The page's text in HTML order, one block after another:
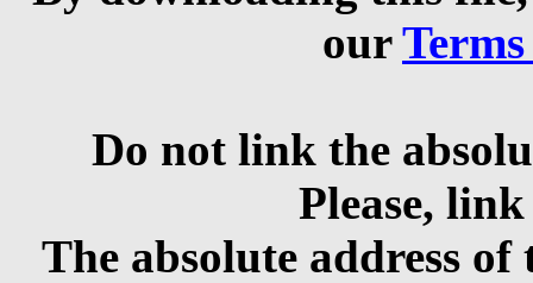
our
Do not link the
Please,
The absolute address